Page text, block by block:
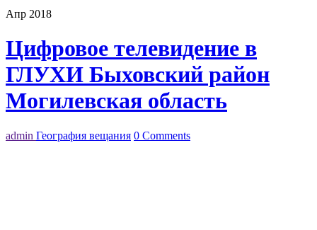
Апр 2018
Цифровое телевидение в
ГЛУХИ Быховский район
Могилевская область
admin География вещания 0 Comments